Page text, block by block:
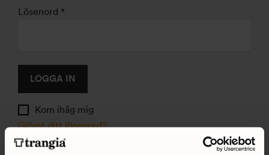
Lösenord *
LOGGA IN
Kom ihåg mig
Glömt ditt lösenord?